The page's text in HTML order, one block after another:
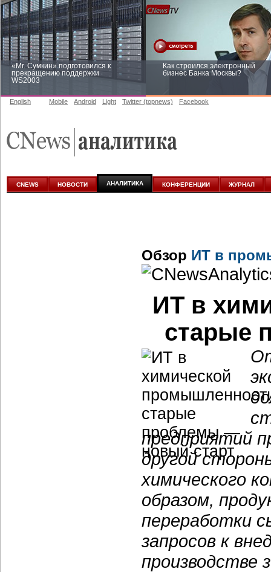
«Mr. Сумкин» подготовился к
прекращению поддержки
WS2003
Как строился электронный
бизнес Банка Москвы?
аналитике
English Mobile Android Light Twitter (topnews) Facebook
CNEWS НОВОСТИ АНАЛИТИКА КОНФЕРЕНЦИИ ЖУРНАЛ
Обзор ИТ в
ИТ в
старые
предприятий
другой
химического
образом,
переработки
запросов к
производстве